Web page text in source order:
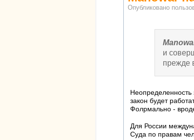
Опубликовано
и
прежде
Неопределенность
закон будет
Фолрмально -
Для России
Суда по правам